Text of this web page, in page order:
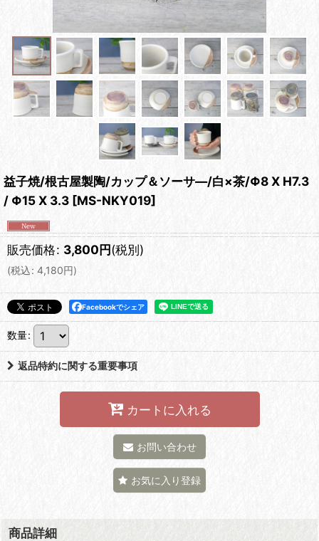
益子焼/根古屋製陶/カップ＆ソーサ―/白×茶/Φ8 X H7.3
/ Φ15 X 3.3 [MS-NKY019]
販売価格: 3,800円(税別)
(税込: 4,180円)
Facebookでシェア
数量:
返品特約に関する重要事項
カートに入れる
お問い合わせ
お気に入り登録
商品詳細